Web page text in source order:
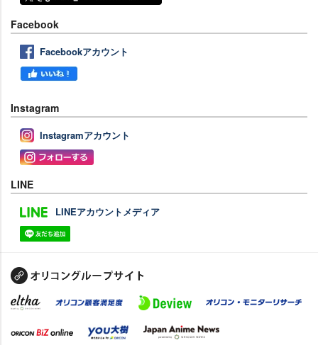
Facebook
Facebookアカウント
Instagram
Instagramアカウント
LINE
LINEアカウントメディア